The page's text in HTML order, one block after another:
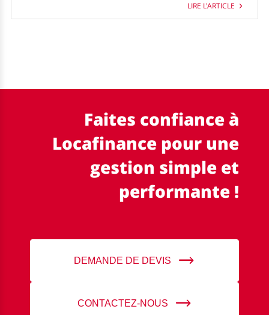
LIRE L'ARTICLE
Faites confiance à
Locafinance pour une
gestion simple et
performante !
DEMANDE DE DEVIS
CONTACTEZ-NOUS